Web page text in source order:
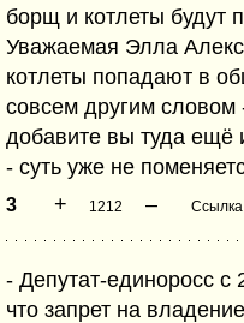
борщ и котлеты будут
Уважаемая Элла
котлеты попадают в
совсем другим
добавите вы туда ещё
- суть уже не
3 + 1212 – Ссылка
- Депутат-единоросс с
что запрет на